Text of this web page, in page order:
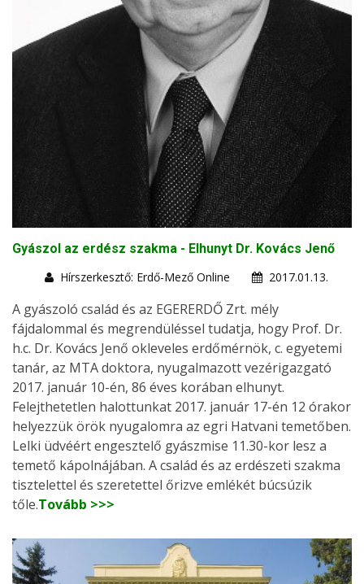
Gyászol az erdész szakma - Elhunyt Dr. Kovács Jenő
Hírszerkesztő: Erdő-Mező Online
2017.01.13.
A gyászoló család és az EGERERDŐ Zrt. mély
fájdalommal és megrendüléssel tudatja, hogy Prof. Dr.
h.c. Dr. Kovács Jenő okleveles erdőmérnök, c. egyetemi
tanár, az MTA doktora, nyugalmazott vezérigazgató
2017. január 10-én, 86 éves korában elhunyt.
Felejthetetlen halottunkat 2017. január 17-én 12 órakor
helyezzük örök nyugalomra az egri Hatvani temetőben.
Lelki üdvéért engesztelő gyászmise 11.30-kor lesz a
temető kápolnájában. A család és az erdészeti szakma
tisztelettel és szeretettel őrizve emlékét búcsúzik
tőle.Tovább >>>